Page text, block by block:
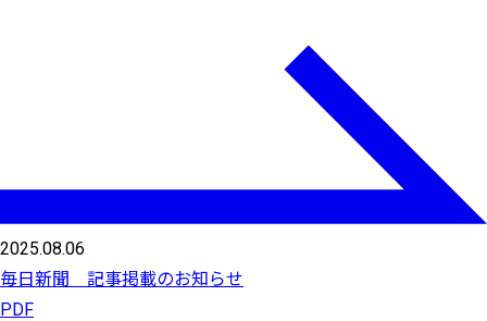
2025.08.06
毎日新聞 記事掲載のお知らせ
PDF